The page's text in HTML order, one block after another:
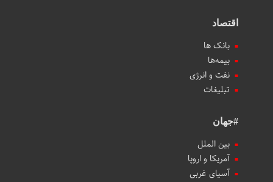
اقتصاد
بانک ها
بیمه‌ها
نفت و انرژی
تبلیغات
#جهان
بین الملل
آمریکا و اروپا
آسیای غربی